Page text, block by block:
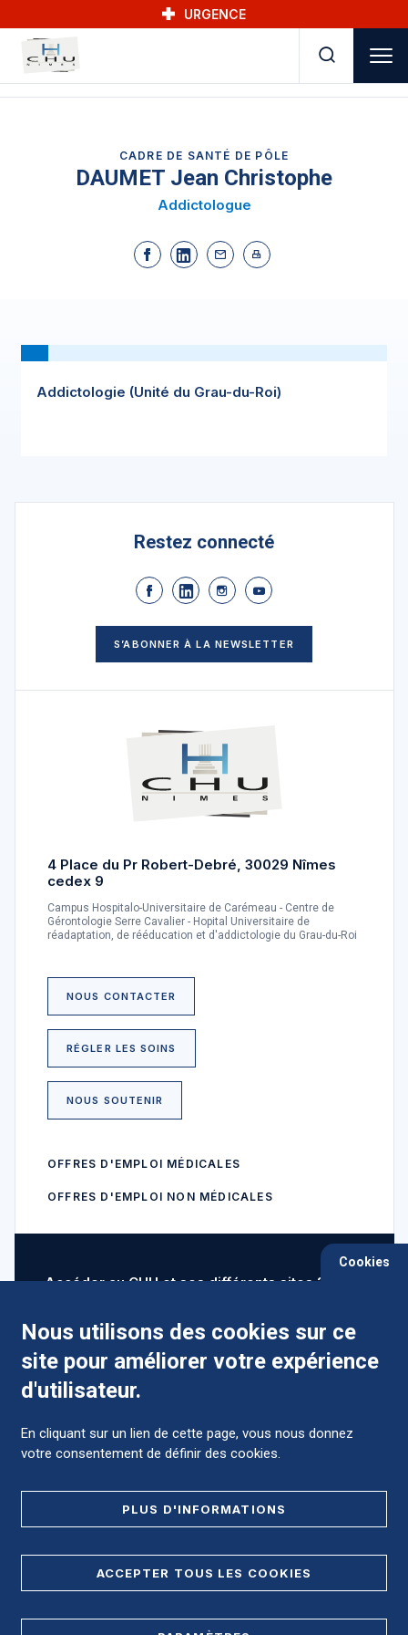
URGENCE
CADRE DE SANTÉ DE PÔLE
DAUMET Jean Christophe
Addictologue
Addictologie (Unité du Grau-du-Roi)
Restez connecté
S’ABONNER À LA NEWSLETTER
4 Place du Pr Robert-Debré, 30029 Nîmes
cedex 9
Campus Hospitalo-Universitaire de Carémeau - Centre de
Gérontologie Serre Cavalier - Hopital Universitaire de
réadaptation, de rééducation et d'addictologie du Grau-du-Roi
NOUS CONTACTER
RÉGLER LES SOINS
NOUS SOUTENIR
OFFRES D'EMPLOI MÉDICALES
OFFRES D'EMPLOI NON MÉDICALES
Accéder au CHU et ses différents sites ?
Comment préparer mon hospitalisation ?
Cookies
Nous utilisons des cookies sur ce
site pour améliorer votre expérience
d'utilisateur.
En cliquant sur un lien de cette page, vous nous donnez
votre consentement de définir des cookies.
PLUS D'INFORMATIONS
ACCEPTER TOUS LES COOKIES